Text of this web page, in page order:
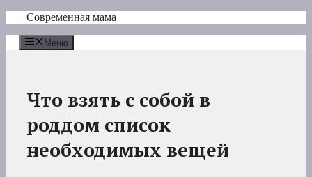
Перейти
содержимому
Современная мама
Меню
Что взять с собой в
роддом список
необходимых вещей